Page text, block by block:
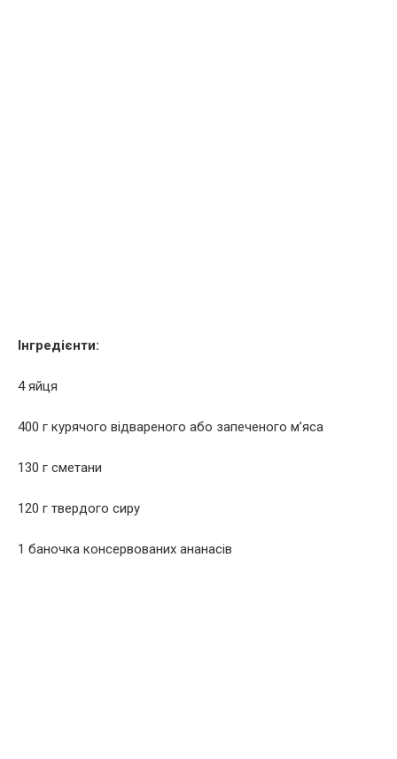
Інгредієнти:
4 яйця
400 г курячого відвареного або запеченого м’яса
130 г сметани
120 г твердого сиру
1 баночка консервованих ананасів